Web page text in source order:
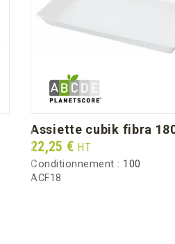
assiette cubik fibra
Prix
22,25 € HT
Conditionnement : 100
ACF18